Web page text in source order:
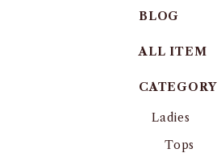
BLOG
ALL ITEM
CATEGORY
Ladies
Tops